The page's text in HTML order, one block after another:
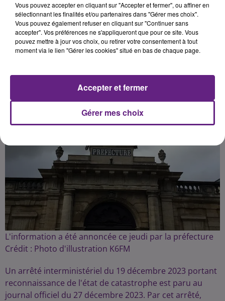
quatre communes de Côte d’Or.
Publié : 5 janvier 2024 à 8h57 par la rédaction
L'information a été annoncée ce jeudi par la préfecture
Crédit : Photo d'illustration K6FM
Un arrêté interministériel du 19 décembre 2023 portant
reconnaissance de l'état de catastrophe est paru au
journal officiel du 27 décembre 2023. Par cet arrêté,
Vous pouvez accepter en cliquant sur "Accepter et fermer", ou affiner en
sélectionnant les finalités et/ou partenaires dans "Gérer mes choix".
Vous pouvez également refuser en cliquant sur "Continuer sans
accepter". Vos préférences ne s'appliqueront que pour ce site. Vous
pouvez mettre à jour vos choix, ou retirer votre consentement à tout
moment via le lien "Gérer les cookies" situé en bas de chaque page.
Gérer mes choix
Accepter et fermer